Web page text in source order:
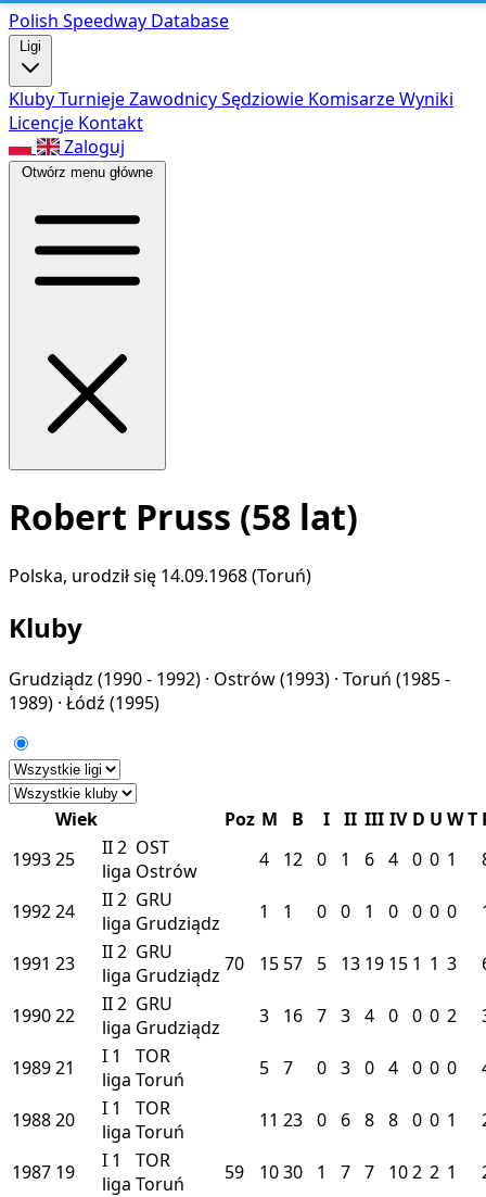
Polish Speedway Database
Ligi
KlubyTurniejeZawodnicySędziowie KomisarzeWyniki
Licencje Kontakt
Zaloguj
Otwórz menu główne
Robert Pruss (58 lat)
Polska, urodził się 14.09.1968 (Toruń)
Kluby
Grudziądz (1990 - 1992) · Ostrów(1993) · Toruń (1985 -
1989) · Łódź (1995)
Wiek Poz M B I II III IV D U WT
199325 II2
liga
OST
Ostrów
4 12 0 1 6 4 0 0 1
199224 II2
liga
GRU
Grudziądz
1 1 0 0 1 0 0 0 0
1991 23 II2
liga
GRU
Grudziądz 70 15 57 5 13 19 15 1 1 3
199022 II2
liga
GRU
Grudziądz
3 16 7 3 4 0 0 0 2
198921 I 1
liga
TOR
Toruń
5 7 0 3 0 4 0 0 0
198820 I 1
liga
TOR
Toruń
11 23 0 6 8 8 0 0 1
1987 19 I 1
liga
TOR
Toruń
59 1030 1 7 7 102 2 1